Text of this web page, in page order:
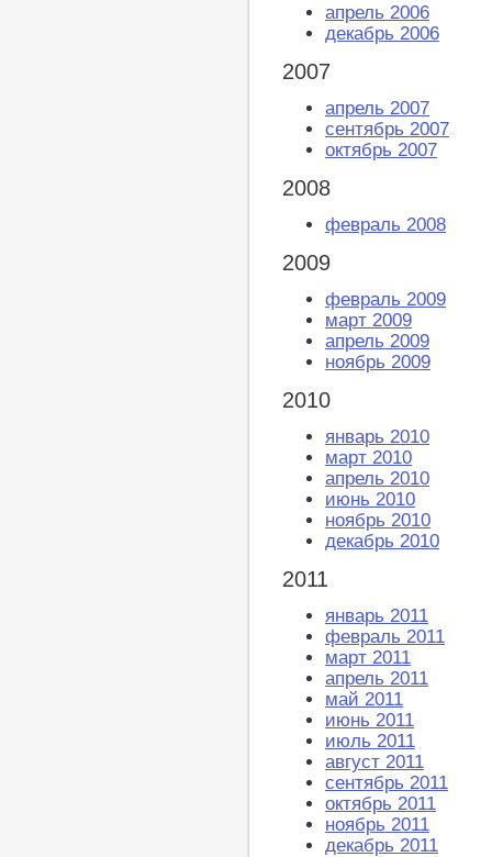
апрель 2006
декабрь 2006
2007
апрель 2007
сентябрь 2007
октябрь 2007
2008
февраль 2008
2009
февраль 2009
март 2009
апрель 2009
ноябрь 2009
2010
январь 2010
март 2010
апрель 2010
июнь 2010
ноябрь 2010
декабрь 2010
2011
январь 2011
февраль 2011
март 2011
апрель 2011
май 2011
июнь 2011
июль 2011
август 2011
сентябрь 2011
октябрь 2011
ноябрь 2011
декабрь 2011